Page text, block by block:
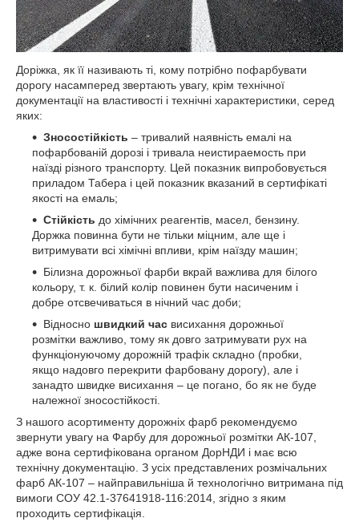
Доріжка, як її називають ті, кому потрібно пофарбувати
дорогу насамперед звертають увагу, крім технічної
документації на властивості і технічні характеристики, серед
яких:
Зносостійкість – тривалий наявність емалі на
пофарбованій дорозі і тривала неистираемость при
наїзді різного транспорту. Цей показник випробовується
приладом Табера і цей показник вказаний в сертифікаті
якості на емаль;
Стійкість до хімічних реагентів, масел, бензину.
Доржка повинна бути не тільки міцним, але ще і
витримувати всі хімічні впливи, крім наїзду машин;
Білизна дорожньої фарби вкрай важлива для білого
кольору, т. к. білий колір повинен бути насиченим і
добре отсвечиваться в нічний час доби;
Відносно швидкий час висихання дорожньої
розмітки важливо, тому як довго затримувати рух на
функціонуючому дорожній трафік складно (пробки,
якщо надовго перекрити фарбовану дорогу), але і
занадто швидке висихання – це погано, бо як не буде
належної зносостійкості.
З нашого асортименту дорожніх фарб рекомендуємо
звернути увагу на Фарбу для дорожньої розмітки АК-107,
адже вона сертифікована органом ДорНДИ і має всю
технічну документацію. З усіх представлених розмічальних
фарб АК-107 – найправильніша й технологічно витримана під
вимоги СОУ 42.1-37641918-116:2014, згідно з яким
проходить сертифікація.